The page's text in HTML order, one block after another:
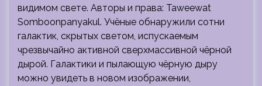
видимом свете. Авторы и права: Taweewat
Somboonpanyakul. Учёные обнаружили сотни
галактик, скрытых светом, испускаемым
чрезвычайно активной сверхмассивной чёрной
дырой. Галактики и пылающую чёрную дыру
можно увидеть в новом изображении,